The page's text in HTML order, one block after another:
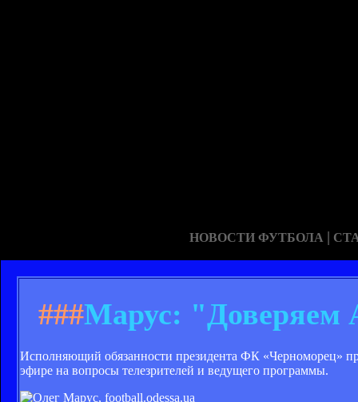
НОВОСТИ ФУТБОЛА |
###Марус: "Доверяем
Исполняющий обязанности президента ФК «Черноморец»
эфире на вопросы телезрителей и ведущего программы.